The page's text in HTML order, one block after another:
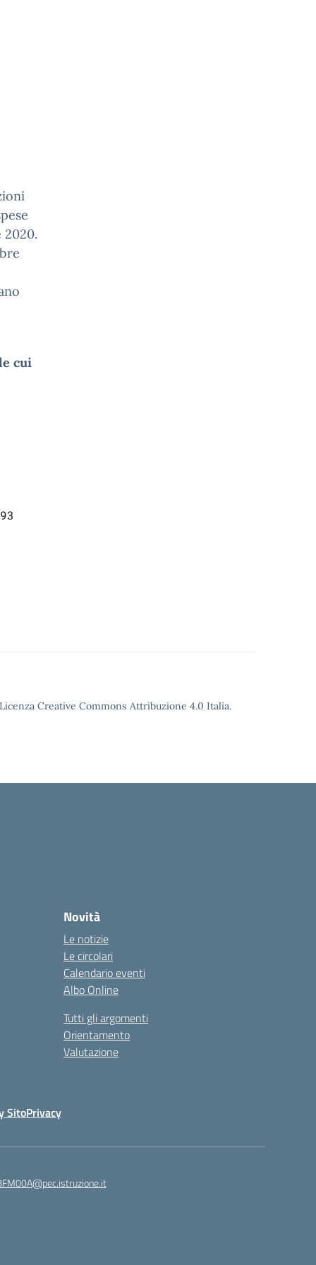
2020.
cui
Creative Commons Attribuzione 4.0 Italia.
Novità
Le notizie
Le circolari
Calendario eventi
Albo Online
Tutti gli argomenti
Orientamento
Valutazione
SitoPrivacy